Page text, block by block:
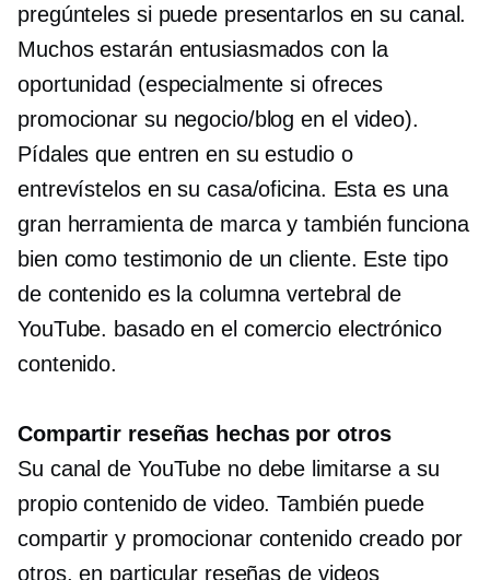
pregúnteles si puede presentarlos en su canal.
Muchos estarán entusiasmados con la
oportunidad (especialmente si ofreces
promocionar su negocio/blog en el video).
Pídales que entren en su estudio o
entrevístelos en su casa/oficina. Esta es una
gran herramienta de marca y también funciona
bien como testimonio de un cliente. Este tipo
de contenido es la columna vertebral de
YouTube. basado en el comercio electrónico
contenido.
Compartir reseñas hechas por otros
Su canal de YouTube no debe limitarse a su
propio contenido de video. También puede
compartir y promocionar contenido creado por
otros, en particular reseñas de videos